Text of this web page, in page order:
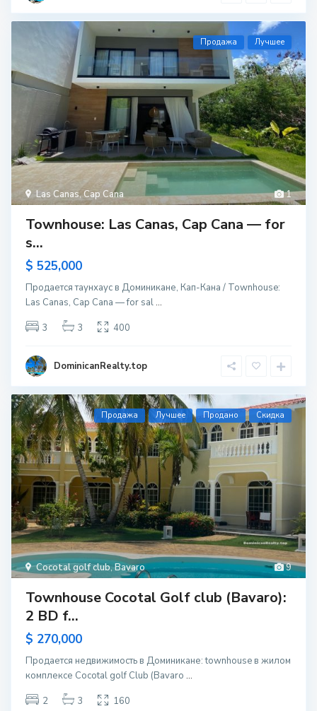
1
Las Canas,Cap Cana
Продажа Лучшее
Townhouse: Las Canas, Cap Cana — for
s...
$ 525,000
Продается таунхаус в Доминикане, Кап-Кана / Townhouse:
Las Canas, Cap Cana — for sal...
3
3 400
DominicanRealty.top
9
Cocotal golf club,Bavaro
Продажа Лучшее Продано Скидка
Townhouse Cocotal Golf club (Bavaro):
2 BD f...
$ 270,000
Продается недвижимость в Доминикане: townhouse в жилом
комплексе Сocotal golf Club (Bavaro ...
2
3 160